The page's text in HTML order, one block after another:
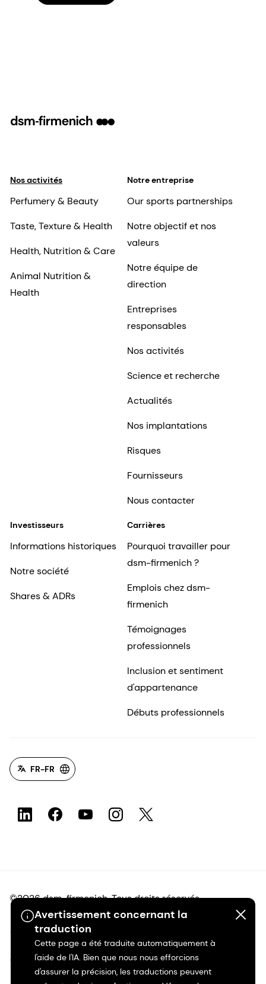
Avertissement concernant la
traduction
Cette page a été traduite automatiquement à
l'aide de l'IA. Bien que nous nous efforcions
d'assurer la précision, les traductions peuvent
Nos activités
Perfumery & Beauty
Taste, Texture & Health
Health, Nutrition & Care
Animal Nutrition &
Health
Notre entreprise
Our sports partnerships
Notre objectif et nos
valeurs
Notre équipe de
direction
Entreprises
responsables
Nos activités
Science et recherche
Actualités
Nos implantations
Risques
Fournisseurs
Nous contacter
Investisseurs
Informations historiques
Notre société
Shares & ADRs
Carrières
Pourquoi travailler pour
dsm-firmenich ?
Emplois chez dsm-
firmenich
Témoignages
professionnels
Inclusion et sentiment
d'appartenance
Débuts professionnels
FR-FR
©2026 dsm-firmenich. Tous droits réservés.
Avis de confidentialité
Conditions d'utilisation